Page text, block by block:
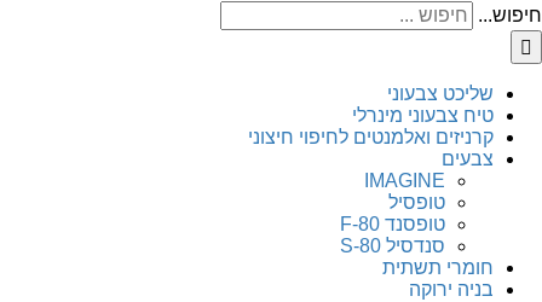
חיפוש...
שליכט צבעוני
טיח צבעוני מינרלי
קרניזים ואלמנטים לחיפוי חיצוני
צבעים
IMAGINE
טופסיל
טופסנד F-80
סנדסיל S-80
חומרי תשתית
בניה ירוקה